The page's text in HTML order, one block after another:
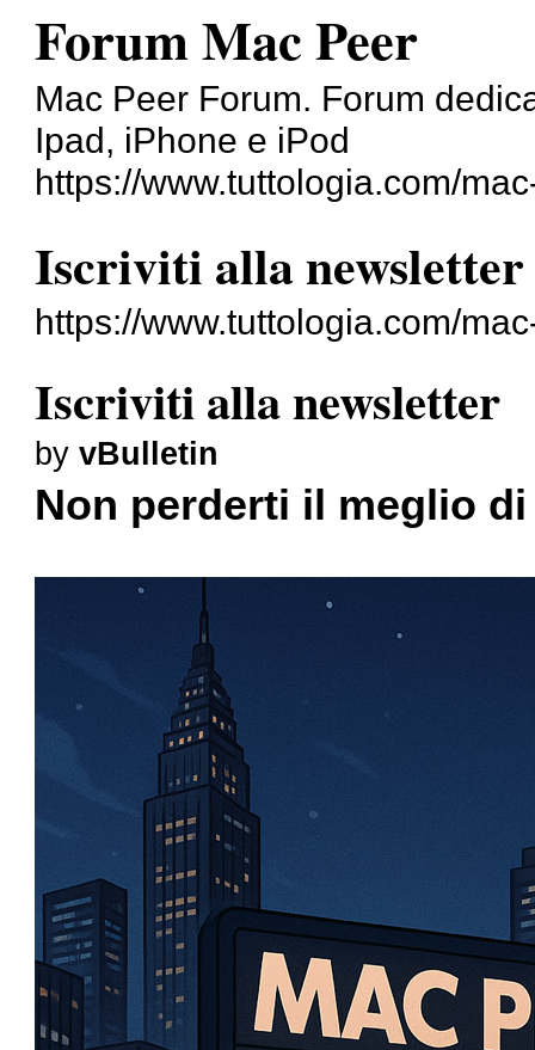
Forum Mac Peer
Mac Peer Forum. Forum
Ipad, iPhone e iPod
https://www.tuttologia.com/
Iscriviti alla newsletter
https://www.tuttologia.com/
Iscriviti alla newsletter
byvBulletin
Non perderti il meglio di